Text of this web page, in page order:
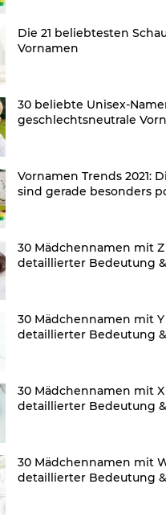
Die 21 beliebtesten
Vornamen
30 beliebte Unisex-
geschlechtsneutrale
Vornamen Trends 2021:
sind gerade besonders
30 Mädchennamen mit Z
detaillierter Bedeutung
30 Mädchennamen mit Y
detaillierter Bedeutung
30 Mädchennamen mit X
detaillierter Bedeutung
30 Mädchennamen mit
detaillierter Bedeutung